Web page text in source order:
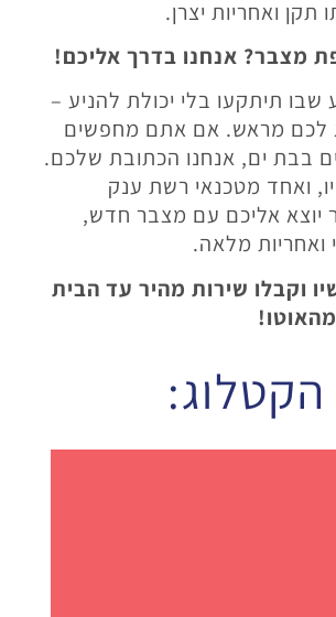
תקן ואחריות יצרן.
מצבר? אנחנו בדרך אליכם!
שבו תיתקעו בלי יכולת להניע –
לכם מראש. אם אתם מחפשים
בבת ים, אנחנו הכתובת שלכם.
ואחד מטכנאי רשת ענק
יוצא אליכם עם מצבר חדש,
ואחריות מלאה.
וקבלו שירות מהיר עד הבית
!
הקטלוג: